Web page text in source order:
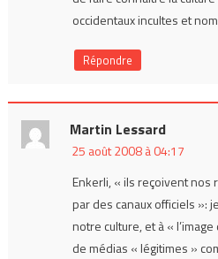
occidentaux incultes et
Répondre
Martin Lessard
25 août 2008 à 04:17
Enkerli, « ils reçoivent
par des canaux officiels »:
notre culture, et à «
de médias « légitimes »